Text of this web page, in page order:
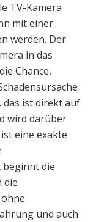
TV-Kamera
mit einer
werden. Der
in das
Chance,
das ist direkt auf
wird darüber
eine exakte
die
die
und auch